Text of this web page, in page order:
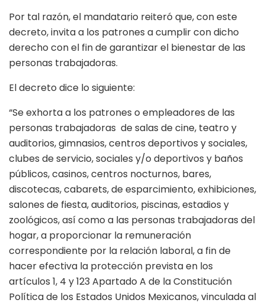
Por tal razón, el mandatario reiteró que, con este
decreto, invita a los patrones a cumplir con dicho
derecho con el fin de garantizar el bienestar de las
personas trabajadoras.
El decreto dice lo siguiente:
“Se exhorta a los patrones o empleadores de las
personas trabajadoras de salas de cine, teatro y
auditorios, gimnasios, centros deportivos y sociales,
clubes de servicio, sociales y/o deportivos y baños
públicos, casinos, centros nocturnos, bares,
discotecas, cabarets, de esparcimiento, exhibiciones,
salones de fiesta, auditorios, piscinas, estadios y
zoológicos, así como a las personas trabajadoras del
hogar, a proporcionar la remuneración
correspondiente por la relación laboral, a fin de
hacer efectiva la protección prevista en los
artículos 1, 4 y 123 Apartado A de la Constitución
Política de los Estados Unidos Mexicanos, vinculada al